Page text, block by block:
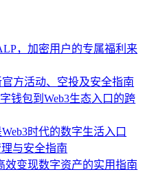
，加密用户的专属福利来
方活动、空投及安全指南
钱包到Web3生态入口的跨
时代的数字生活入口
与安全指南
效变现数字资产的实用指南